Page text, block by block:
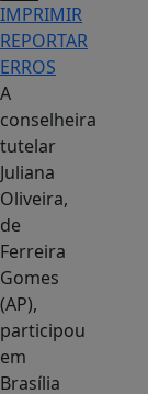
IMPRIMIR
REPORTAR
ERROS
A
conselheira
tutelar
Juliana
Oliveira,
de
Ferreira
Gomes
(AP),
participou
em
Brasília